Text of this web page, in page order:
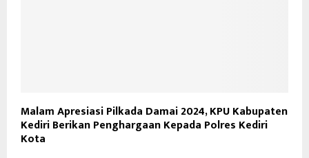
Malam Apresiasi Pilkada Damai 2024, KPU Kabupaten
Kediri Berikan Penghargaan Kepada Polres Kediri
Kota